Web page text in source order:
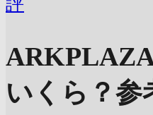
いくら？参